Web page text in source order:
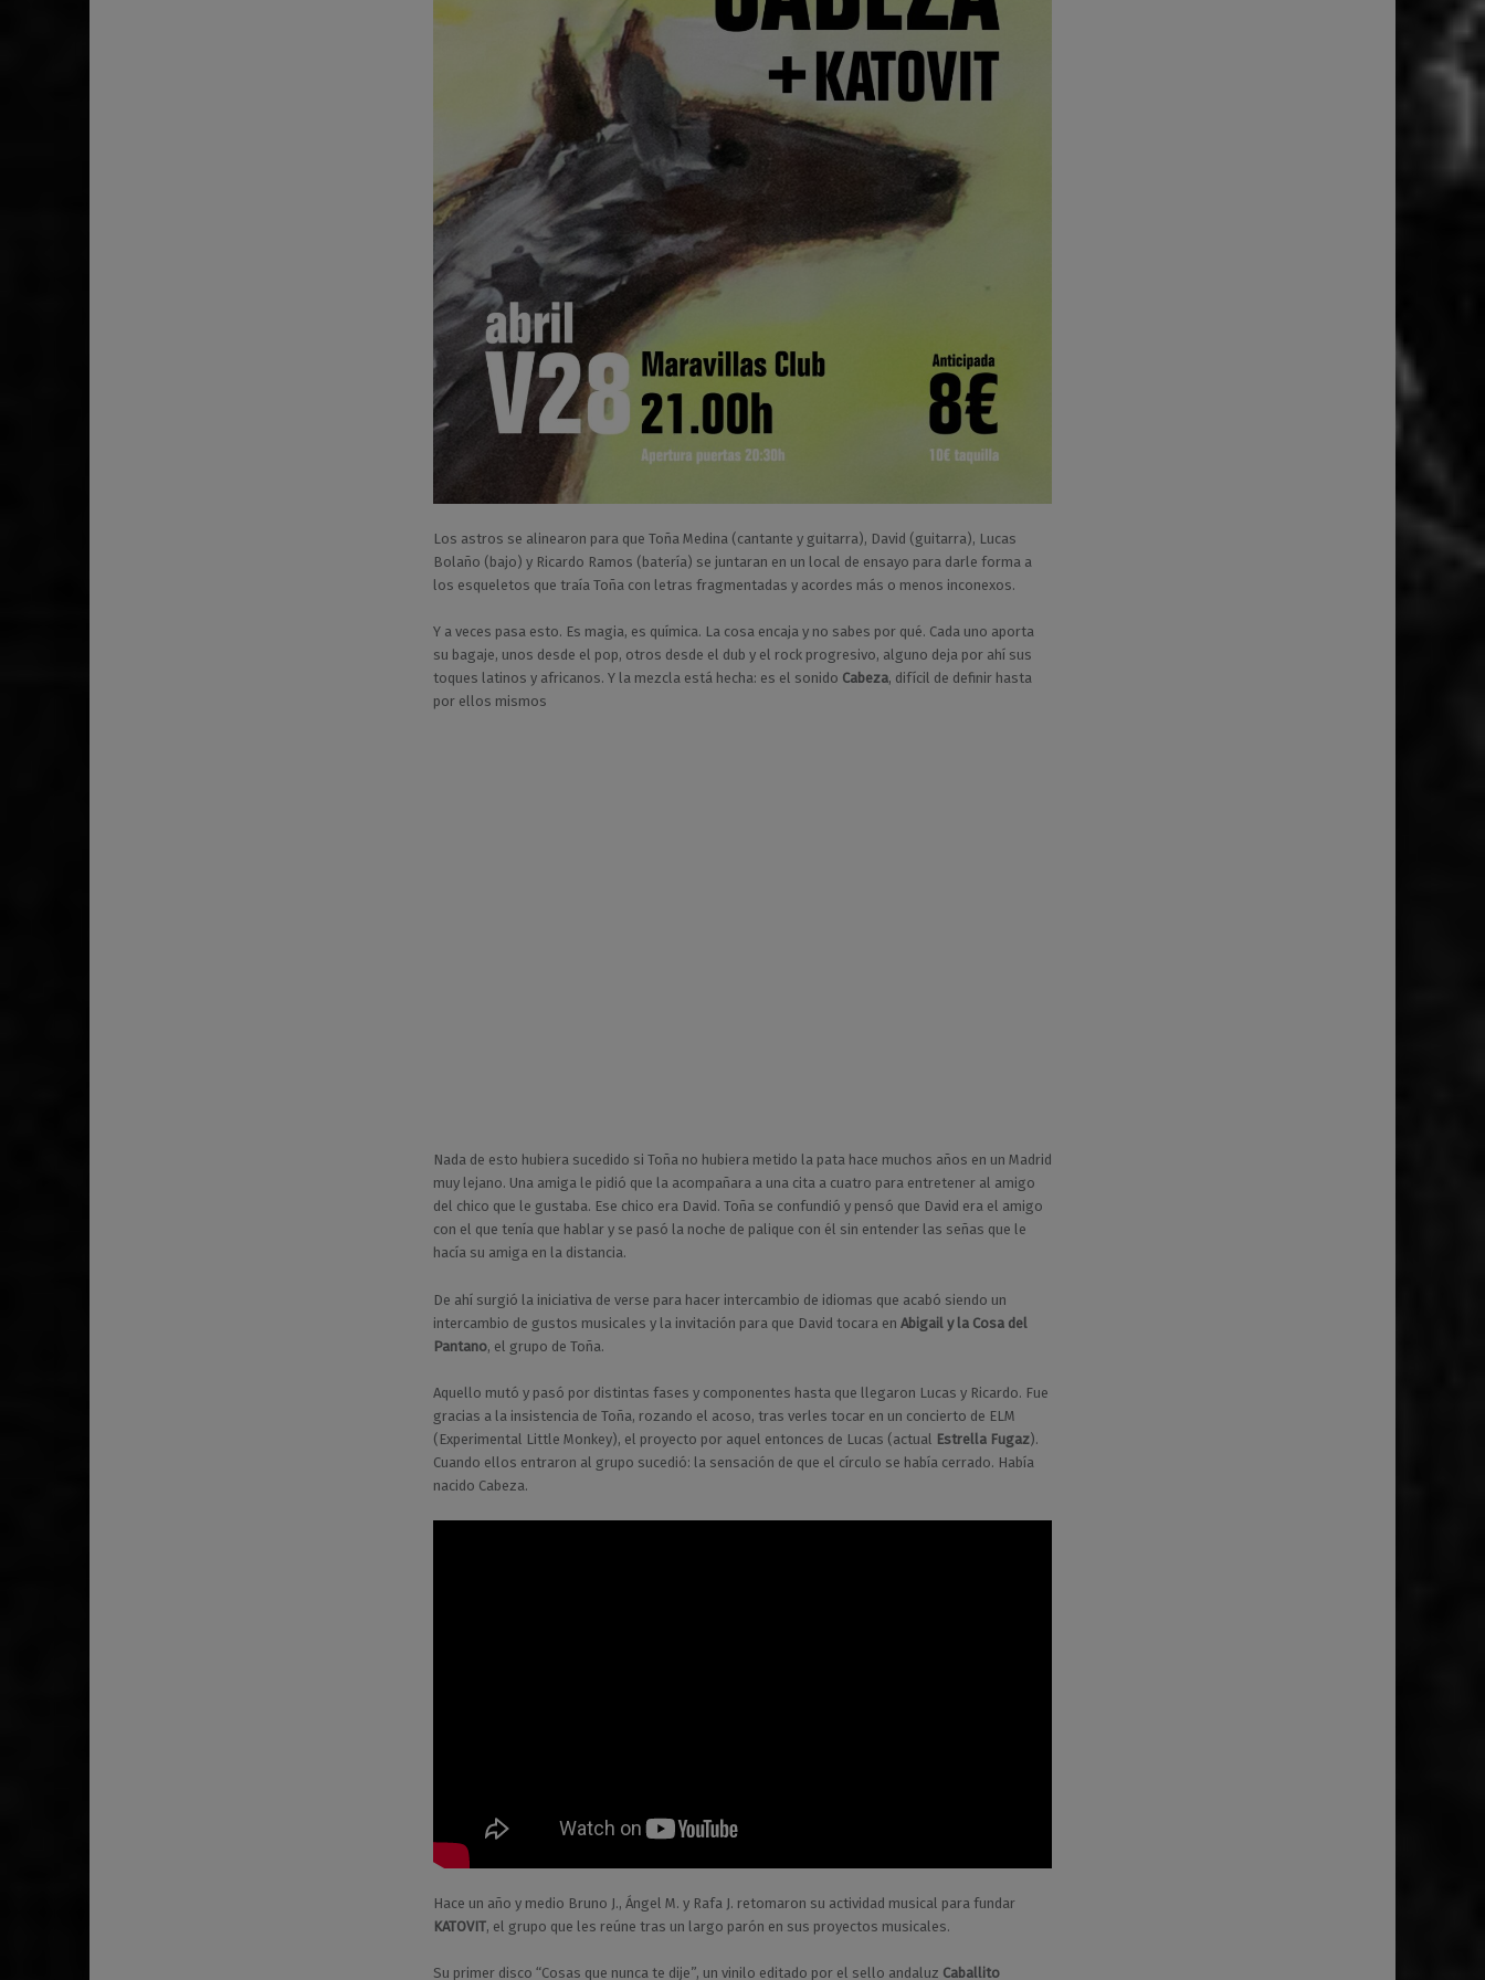
Los astros se alinearon para que Toña Medina (cantante y guitarra), David (guitarra), Lucas
Bolaño (bajo) y Ricardo Ramos (batería) se juntaran en un local de ensayo para darle forma a
los esqueletos que traía Toña con letras fragmentadas y acordes más o menos inconexos.
Y a veces pasa esto. Es magia, es química. La cosa encaja y no sabes por qué. Cada uno aporta
su bagaje, unos desde el pop, otros desde el dub y el rock progresivo, alguno deja por ahí sus
toques latinos y africanos. Y la mezcla está hecha: es el sonido Cabeza, difícil de definir hasta
por ellos mismos
Nada de esto hubiera sucedido si Toña no hubiera metido la pata hace muchos años en un Madrid
muy lejano. Una amiga le pidió que la acompañara a una cita a cuatro para entretener al amigo
del chico que le gustaba. Ese chico era David. Toña se confundió y pensó que David era el amigo
con el que tenía que hablar y se pasó la noche de palique con él sin entender las señas que le
hacía su amiga en la distancia.
De ahí surgió la iniciativa de verse para hacer intercambio de idiomas que acabó siendo un
intercambio de gustos musicales y la invitación para que David tocara en Abigail y la Cosa del
Pantano, el grupo de Toña.
Aquello mutó y pasó por distintas fases y componentes hasta que llegaron Lucas y Ricardo. Fue
gracias a la insistencia de Toña, rozando el acoso, tras verles tocar en un concierto de ELM
(Experimental Little Monkey), el proyecto por aquel entonces de Lucas (actual Estrella Fugaz).
Cuando ellos entraron al grupo sucedió: la sensación de que el círculo se había cerrado. Había
nacido Cabeza.
Hace un año y medio Bruno J., Ángel M. y Rafa J. retomaron su actividad musical para fundar
KATOVIT, el grupo que les reúne tras un largo parón en sus proyectos musicales.
Su primer disco “Cosas que nunca te dije”, un vinilo editado por el sello andaluz Caballito